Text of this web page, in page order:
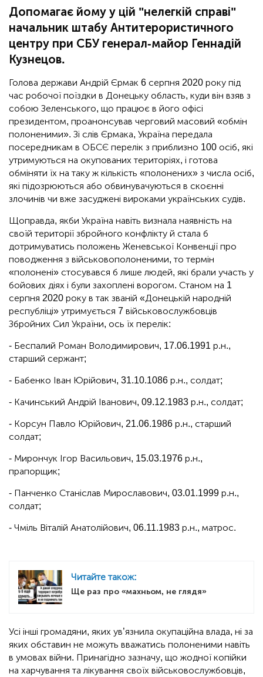
Допомагає йому у цій "нелегкій справі"
начальник штабу Антитерористичного
центру при СБУ генерал-майор Геннадій
Кузнецов.
Голова держави Андрій Єрмак 6 серпня 2020 року під
час робочої поїздки в Донецьку область, куди він взяв з
собою Зеленського, що працює в його офісі
президентом, проанонсував черговий масовий «обмін
полоненими». Зі слів Єрмака, Україна передала
посередникам в ОБСЄ перелік з приблизно 100 осіб, які
утримуються на окупованих територіях, і готова
обміняти їх на таку ж кількість «полонених» з числа осіб,
які підозрюються або обвинувачуються в скоєнні
злочинів чи вже засуджені вироками українських судів.
Щоправда, якби Україна навіть визнала наявність на
своїй території збройного конфлікту й стала б
дотримуватись положень Женевської Конвенції про
поводження з військовополоненими, то термін
«полонені» стосувався б лише людей, які брали участь у
бойових діях і були захоплені ворогом. Станом на 1
серпня 2020 року в так званій «Донецькій народній
республіці» утримується 7 військовослужбовців
Збройних Сил України, ось їх перелік:
- Беспалий Роман Володимирович, 17.06.1991 р.н.,
старший сержант;
- Бабенко Іван Юрійович, 31.10.1086 р.н., солдат;
- Качинський Андрій Іванович, 09.12.1983 р.н., солдат;
- Корсун Павло Юрійович, 21.06.1986 р.н., старший
солдат;
- Мирончук Ігор Васильович, 15.03.1976 р.н.,
прапорщик;
- Панченко Станіслав Мирославович, 03.01.1999 р.н.,
солдат;
- Чміль Віталій Анатолійович, 06.11.1983 р.н., матрос.
Читайте також:
Ще раз про «махньом, не глядя»
Усі інші громадяни, яких ув’язнила окупаційна влада, ні за
яких обставин не можуть вважатись полоненими навіть
в умовах війни. Принагідно зазначу, що жодної копійки
на харчування та лікування своїх військовослужбовців,